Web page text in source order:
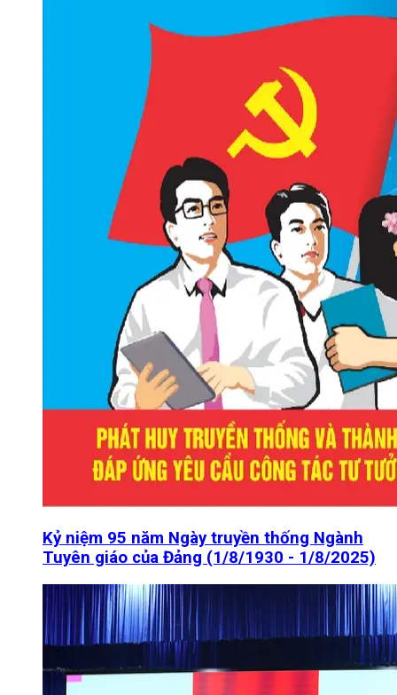
Kỷ niệm 95 năm Ngày truyền thống Ngành
Tuyên giáo của Đảng (1/8/1930 - 1/8/2025)